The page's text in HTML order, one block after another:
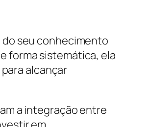
do seu conhecimento
forma sistemática, ela
alcançar
a integração entre